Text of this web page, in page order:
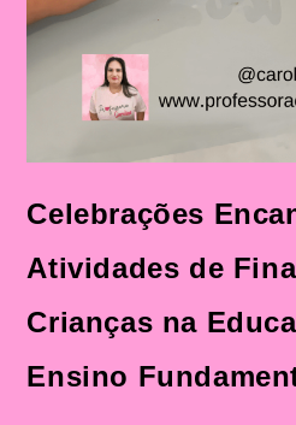
Celebrações
Atividades de
Crianças na
Ensino